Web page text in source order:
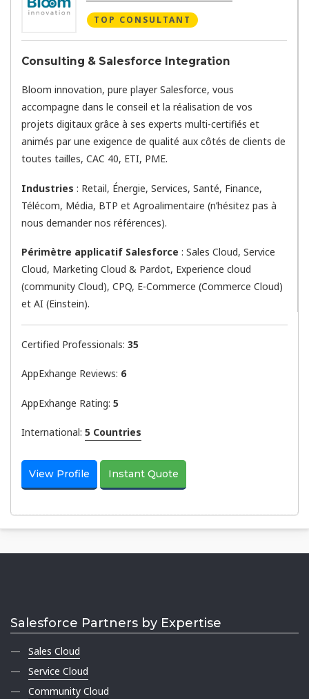
TOP CONSULTANT
Consulting & Salesforce Integration
Bloom innovation, pure player Salesforce, vous
accompagne dans le conseil et la réalisation de vos
projets digitaux grâce à ses experts multi-certifiés et
animés par une exigence de qualité aux côtés de clients de
toutes tailles, CAC 40, ETI, PME.
Industries : Retail, Énergie, Services, Santé, Finance,
Télécom, Média, BTP et Agroalimentaire (n’hésitez pas à
nous demander nos références).
Périmètre applicatif Salesforce : Sales Cloud, Service
Cloud, Marketing Cloud & Pardot, Experience cloud
(community Cloud), CPQ, E-Commerce (Commerce Cloud)
et AI (Einstein).
Certified Professionals: 35
AppExhange Reviews: 6
AppExhange Rating: 5
International: 5 Countries
View Profile Instant Quote
Salesforce Partners by Expertise
Sales Cloud
Service Cloud
Community Cloud